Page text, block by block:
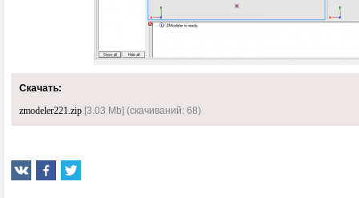
Скачать:
zmodeler221.zip [3.03 Mb] (cкачиваний: 68)